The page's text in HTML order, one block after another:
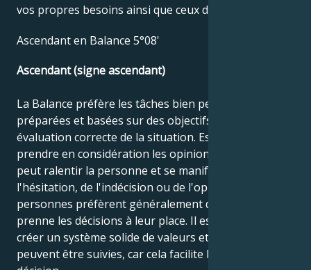
vos propres besoins ainsi que ceux des autres.
Ascendant en Balance 5°08'
Ascendant (signe ascendant)
La Balance préfère les tâches bien pensées,
préparées et basées sur des objectifs et une
évaluation correcte de la situation. Essayer de
prendre en considération les opinions des autres
peut ralentir la personne et se manifester par de
l'hésitation, de l'indécision ou de l'opportunisme. Ces
personnes préfèrent généralement que quelqu'un
prenne les décisions à leur place. Il est important de
créer un système solide de valeurs et de normes qui
peuvent être suivies, car cela facilite la prise de